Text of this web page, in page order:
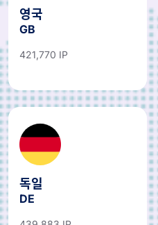
영국
GB
421,770 IP
독일
DE
439,883 IP